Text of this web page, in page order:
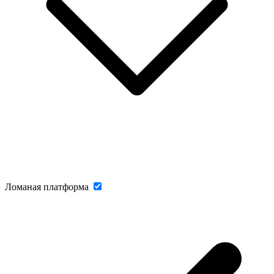
Ломаная платформа